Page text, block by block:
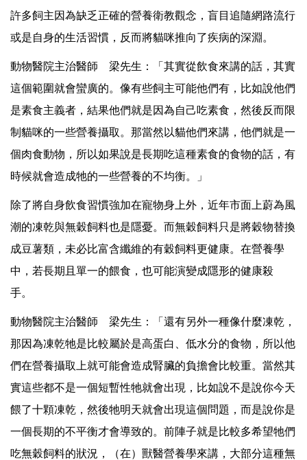
許多飼主因為缺乏正確的營養衛教觀念，盲目追隨網路流行
或是自身的生活習慣，反而將貓咪推向了疾病的深淵。
動物醫院主治醫師 梁先生：「其實從飲食來講的話，其實
這個範圍就會蠻廣的。像有些飼主可能他們有，比如說他們
是素食主義者，結果他們就是因為自己吃素食，然後反而限
制貓咪的一些營養攝取。那當然以貓他們來講，他們就是一
個肉食動物，所以如果說是長期吃這種素食的食物的話，有
時候就會造成牠的一些營養的不均衡。」
除了將自身飲食習慣強加在寵物身上外，近年市面上蔚為風
潮的凍乾與無穀飼料也是隱憂。而無穀飼料只是將穀物替換
成豆薯類，未必比富含纖維的有穀飼料更健康。在營養學
中，若長期且單一的餵食，也可能演變成隱形的健康殺
手。
動物醫院主治醫師 梁先生：「還有另外一種像什麼凍乾，
那因為凍乾牠是比較屬於是高蛋白、低水分的食物，所以他
們在營養攝取上就可能會造成腎臟的負擔會比較重。當然其
實這些都不是一個短暫性牠就會出現，比如說不是說你今天
餵了十顆凍乾，然後牠明天就會出現這個問題，而是說你是
一個長期的不平衡才會導致的。前陣子就是比較多希望牠們
吃無穀飼料的狀況，（在）獸醫營養學來講，大部分這種無